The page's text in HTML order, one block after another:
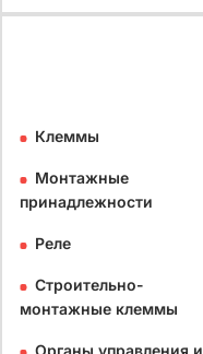
Клеммы
Монтажные
принадлежности
Реле
Строительно-
монтажные клеммы
Органы управления и